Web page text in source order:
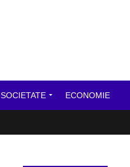
SOCIETATE ECONOMIE